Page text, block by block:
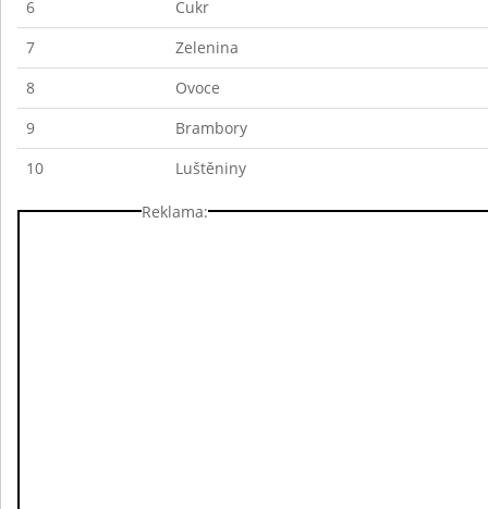
6
Cukr
7
Zelenina
8
Ovoce
9
Brambory
10
Luštěniny
Reklama: